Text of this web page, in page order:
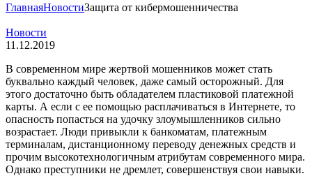
ГлавнаяНовостиЗащита от кибермошенничества
Новости
11.12.2019
В современном мире жертвой мошенников может стать
буквально каждый человек, даже самый осторожный. Для
этого достаточно быть обладателем пластиковой платежной
карты. А если с ее помощью расплачиваться в Интернете, то
опасность попасться на удочку злоумышленников сильно
возрастает. Люди привыкли к банкоматам, платежным
терминалам, дистанционному переводу денежных средств и
прочим высокотехнологичным атрибутам современного мира.
Однако преступники не дремлет, совершенствуя свои навыки.